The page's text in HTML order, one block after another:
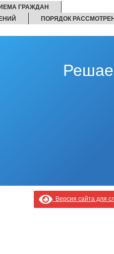
ГРАЖДАН
ПОРЯДОК
Версия сайта для